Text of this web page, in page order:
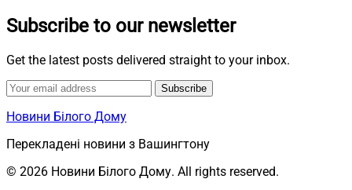
Subscribe to our newsletter
Get the latest posts delivered straight to your inbox.
Subscribe
Новини Білого Дому
Перекладені новини з Вашингтону
© 2026 Новини Білого Дому. All rights reserved.